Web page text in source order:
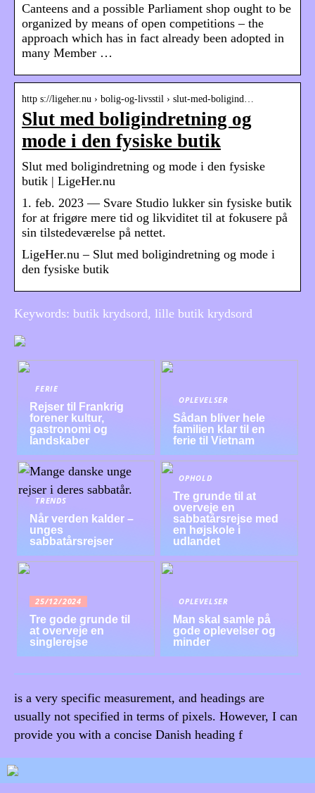
Canteens and a possible Parliament shop ought to be
organized by means of open competitions – the
approach which has in fact already been adopted in
many Member …
http s://ligeher.nu › bolig-og-livsstil › slut-med-boligind…
Slut med boligindretning og
mode i den fysiske butik
Slut med boligindretning og mode i den fysiske
butik | LigeHer.nu
1. feb. 2023 — Svare Studio lukker sin fysiske butik
for at frigøre mere tid og likviditet til at fokusere på
sin tilstedeværelse på nettet.
LigeHer.nu – Slut med boligindretning og mode i
den fysiske butik
Keywords: butik krydsord, lille butik krydsord
FERIE
Rejser til Frankrig
forener kultur,
gastronomi og
landskaber
OPLEVELSER
Sådan bliver hele
familien klar til en
ferie til Vietnam
TRENDS
Når verden kalder –
unges
sabbatårsrejser
OPHOLD
Tre grunde til at
overveje en
sabbatårsrejse med
en højskole i
udlandet
25/12/2024
Tre gode grunde til
at overveje en
singlerejse
OPLEVELSER
Man skal samle på
gode oplevelser og
minder
is a very specific measurement, and headings are
usually not specified in terms of pixels. However, I can
provide you with a concise Danish heading f